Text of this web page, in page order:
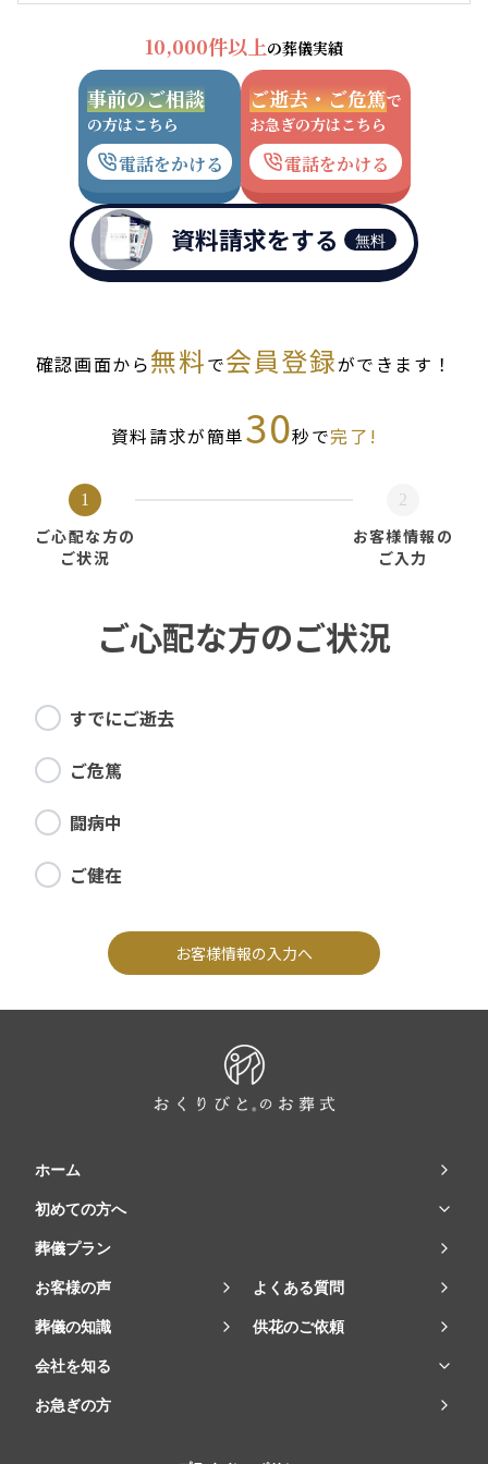
10,000件以上の葬儀実績
事前のご相談
の方はこちら
電話をかける
ご逝去・ご危篤で
お急ぎの方はこちら
電話をかける
資料請求をする 無料
確認画面から無料で会員登録ができます！
資料請求が簡単30秒で完了!
1
ご心配な方の
ご状況
2
お客様情報の
ご入力
ご心配な方のご状況
すでにご逝去
ご危篤
闘病中
ご健在
お客様情報の入力へ
ホーム
初めての方へ
葬儀プラン
お客様の声 よくある質問
葬儀の知識 供花のご依頼
会社を知る
お急ぎの方